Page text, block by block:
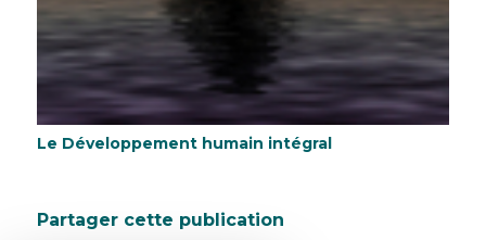
Le Développement humain intégral
Partager cette publication